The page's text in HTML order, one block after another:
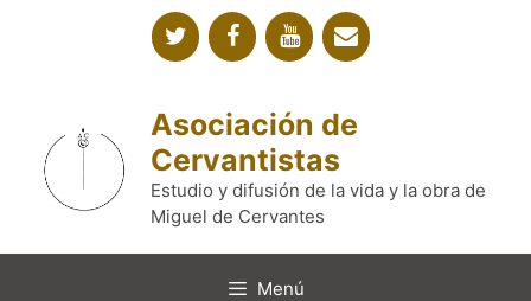
Asociación de
Cervantistas
Estudio y difusión de la vida y la obra de
Miguel de Cervantes
Menú